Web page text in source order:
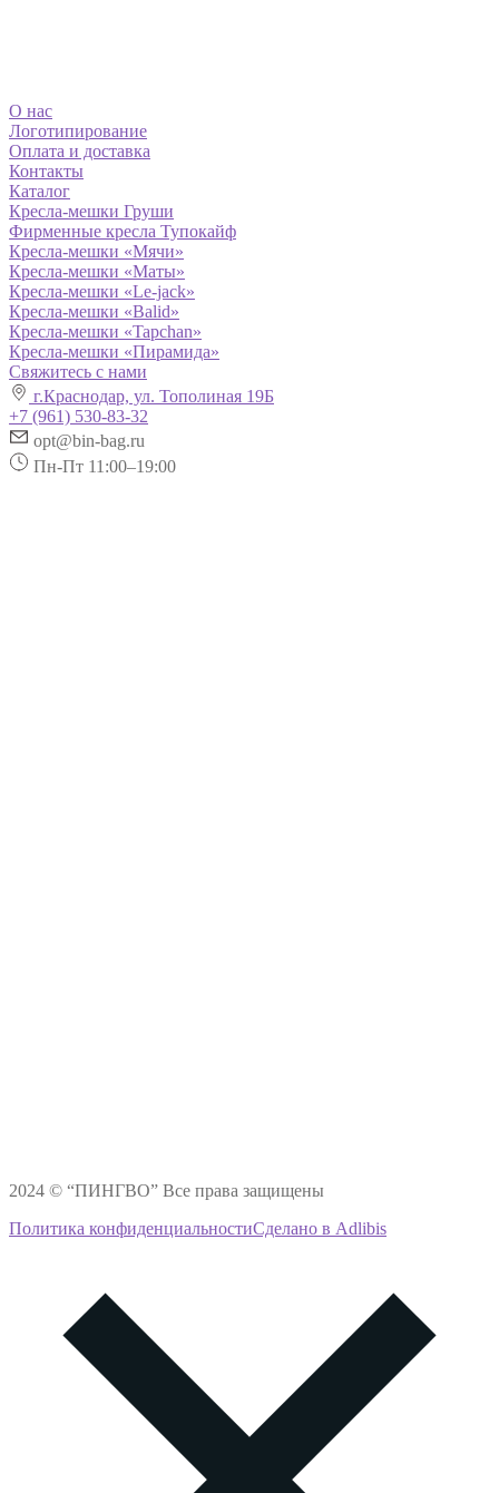
О нас
Логотипирование
Оплата и доставка
Контакты
Каталог
Кресла-мешки Груши
Фирменные кресла Тупокайф
Кресла-мешки «Мячи»
Кресла-мешки «Маты»
Кресла-мешки «Le-jack»
Кресла-мешки «Balid»
Кресла-мешки «Tapchan»
Кресла-мешки «Пирамида»
Свяжитесь с нами
г.Краснодар, ул. Тополиная 19Б
+7 (961) 530-83-32
opt@bin-bag.ru
Пн-Пт 11:00–19:00
2024 © “ПИНГВО” Все права защищены
Политика конфиденциальностиСделано в Adlibis